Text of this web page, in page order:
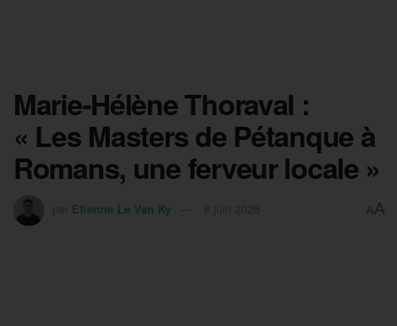
Marie-Hélène Thoraval :
« Les Masters de Pétanque à
Romans, une ferveur locale »
Etienne Le Van Ky AA